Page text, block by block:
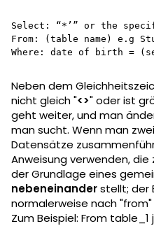
Select: “*’” or the
From: (table name) e.g
Where: date of birth =
Neben dem
nicht gleich "<>" oder ist
geht weiter, und man
man sucht. Wenn man
Datensätze
Anweisung verwenden,
der Grundlage eines
nebeneinanderstellt; der
normalerweise nach
Zum Beispiel: From